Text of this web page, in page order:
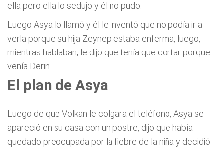
ella pero ella lo sedujo y él no pudo.
Luego Asya lo llamó y él le inventó que no podía ir a
verla porque su hija Zeynep estaba enferma, luego,
mientras hablaban, le dijo que tenía que cortar porque
venía Derin.
El plan de Asya
Luego de que Volkan le colgara el teléfono, Asya se
apareció en su casa con un postre, dijo que había
quedado preocupada por la fiebre de la niña y decidió